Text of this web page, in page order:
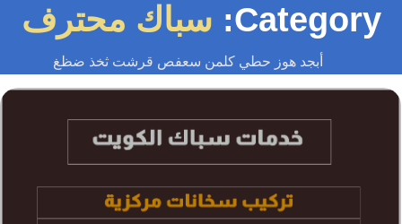
سباك محترف
أبجد هوز حطي كلمن سعفص قرشت ثخذ ضظغ